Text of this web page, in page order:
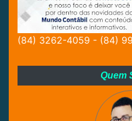
(84) 3262-4059 - (84)
Quem